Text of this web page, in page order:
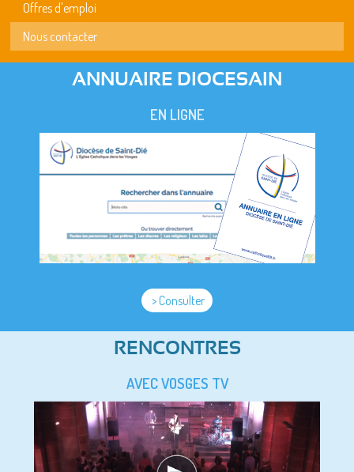
Offres d'emploi
Nous contacter
ANNUAIRE DIOCESAIN
EN LIGNE
> Consulter
RENCONTRES
AVEC VOSGES TV